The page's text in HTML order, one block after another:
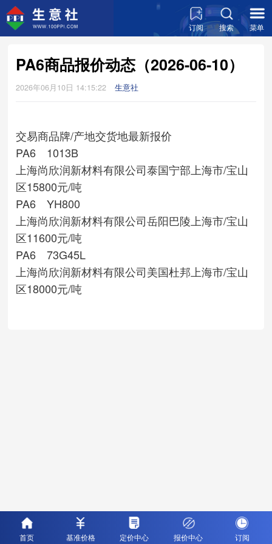
订阅 搜索 菜单
PA6商品报价动态（2026-06-10）
2026年06月10日 14:15:22 生意社
交易商品牌/产地交货地最新报价
PA6 1013B
上海尚欣润新材料有限公司泰国宁部 上海市/宝山
区15800元/吨
PA6 YH800
上海尚欣润新材料有限公司岳阳巴陵 上海市/宝山
区11600元/吨
PA6 73G45L
上海尚欣润新材料有限公司美国杜邦 上海市/宝山
区18000元/吨
首页 基准价格 定价中心 报价中心 订阅